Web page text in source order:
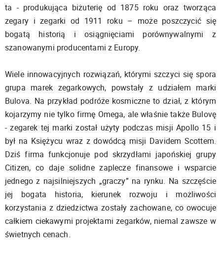
ta - produkująca biżuterię od 1875 roku oraz tworząca
zegary i zegarki od 1911 roku – może poszczycić się
bogatą historią i osiągnięciami porównywalnymi z
szanowanymi producentami z Europy.
Wiele innowacyjnych rozwiązań, którymi szczyci się spora
grupa marek zegarkowych, powstały z udziałem marki
Bulova. Na przykład podróże kosmiczne to dział, z którym
kojarzymy nie tylko firmę Omega, ale właśnie także Bulovę
- zegarek tej marki został użyty podczas misji Apollo 15 i
był na Księżycu wraz z dowódcą misji Davidem Scottem.
Dziś firma funkcjonuje pod skrzydłami japońskiej grupy
Citizen, co daje solidne zaplecze finansowe i wsparcie
jednego z najsilniejszych „graczy” na rynku. Na szczęście
jej bogata historia, kierunek rozwoju i możliwości
korzystania z dziedzictwa zostały zachowane, co owocuje
całkiem ciekawymi projektami zegarków, niemal zawsze w
świetnych cenach.